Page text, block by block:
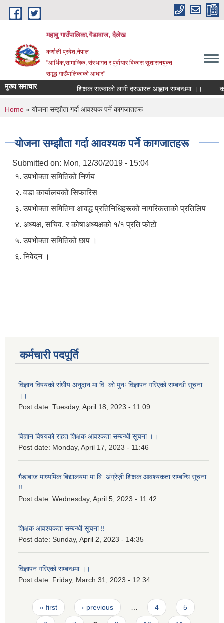
Skip to main content
महाबु गाउँपालिका,गैडावाज, दैलेख
कर्णाली प्रदेश,नेपाल
"आर्थिक,सामाजिक, संस्थागत र पुर्वाधार विकास सुशासनयुक्त
समृद्ध गाउँपालिकाकाे आधार"
मुख्य समाचार शिक्षक सरुवाको लागी दरखास्त आह्वान सम्बन्धमा ।।
You are here
Home » योजना सम्झाैता गर्दा आवश्यक पर्ने कागजातहरू
योजना सम्झाैता गर्दा आवश्यक पर्ने कागजातहरू
Submitted on: Mon, 12/30/2019 - 15:04
१. उपभोक्ता समितिको निर्णय
२. वडा कार्यालयको सिफारिस
३. उपभोक्ता समितिमा आवद्ध प्रतिनिधिहरूको नागरिकताको प्रतिलिप
४. अध्यक्ष, सचिव, र कोषाअध्यक्षको १/१ प्रति फोटो
५. उपभोक्ता समितिको छाप ।
६. निवेदन ।
कर्मचारी पदपूर्ति
विज्ञान विषयको संघीय अनुदान मा.वि. को पुनः विज्ञापन गरिएको सम्बन्धी सूचना
।।
Post date: Tuesday, April 18, 2023 - 11:09
विज्ञान विषयको राहत शिक्षक आवश्कता सम्बन्धी सूचना ।।
Post date: Monday, April 17, 2023 - 11:46
गैडाबाज माध्यमिक बिद्यालयमा मा.बि. अंग्रेज़ी शिक्षक आवश्यकता सम्बन्धि सूचना
!!
Post date: Wednesday, April 5, 2023 - 11:42
शिक्षक आवश्यकता सम्बन्धी सूचना !!
Post date: Sunday, April 2, 2023 - 14:35
विज्ञापन गरिएको सम्बन्धमा ।।
Post date: Friday, March 31, 2023 - 12:34
Pages
« first ‹ previous 4 5